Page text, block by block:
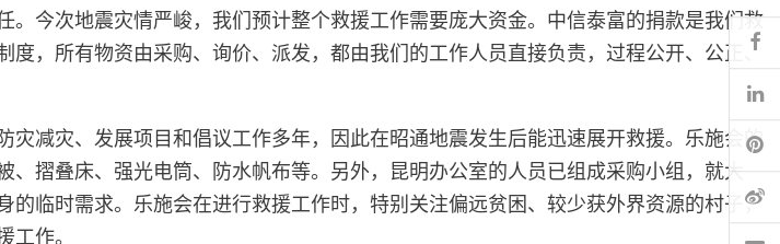
今次地震灾情严峻，我们预计整个救援工作需要庞大资金。中信泰富的捐款是我们救
，所有物资由采购、询价、派发，都由我们的工作人员直接负责，过程公开、公正、
减灾、发展项目和倡议工作多年，因此在昭通地震发生后能迅速展开救援。乐施会的
摺叠床、强光电筒、防水帆布等。另外，昆明办公室的人员已组成采购小组，就大
临时需求。乐施会在进行救援工作时，特别关注偏远贫困、较少获外界资源的村子，
工作。